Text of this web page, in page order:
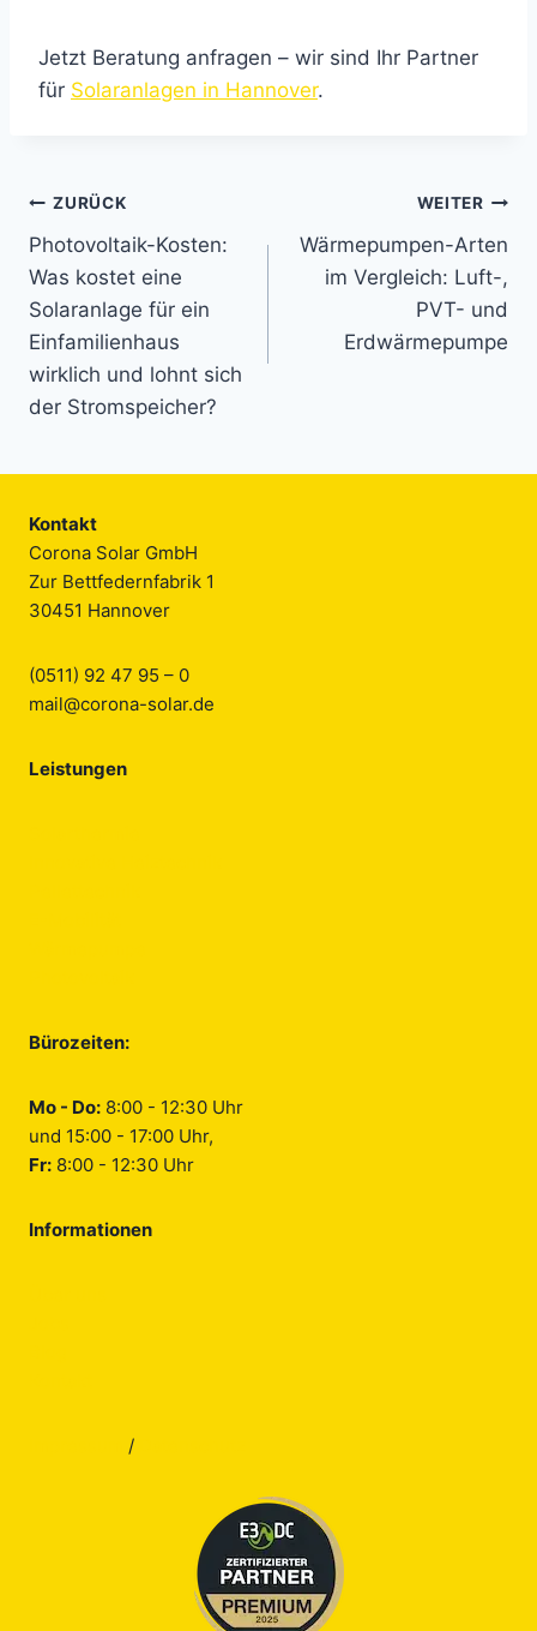
Jetzt Beratung anfragen – wir sind Ihr Partner
für Solaranlagen in Hannover.
Beitragsnavigation
ZURÜCK
Photovoltaik-Kosten:
Was kostet eine
Solaranlage für ein
Einfamilienhaus
wirklich und lohnt sich
der Stromspeicher?
WEITER
Wärmepumpen-Arten
im Vergleich: Luft-,
PVT- und
Erdwärmepumpe
Kontakt
Corona Solar GmbH
Zur Bettfedernfabrik 1
30451 Hannover
(0511) 92 47 95 – 0
mail@corona-solar.de
Leistungen
Bürozeiten:
Mo - Do: 8:00 - 12:30 Uhr
und 15:00 - 17:00 Uhr,
Fr: 8:00 - 12:30 Uhr
Informationen
/